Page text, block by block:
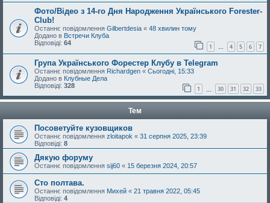
Фото/Відео з 14-го Дня Народження Українського Forester-
Club!
Останнє повідомлення Gilbertdesia « 48 хвилин тому
Додано в Встречи Клуба
Відповіді: 64 1 … 4 5 6 7
Група Українського Форестер Клубу в Telegram
Останнє повідомлення Richardgen « Сьогодні, 15:33
Додано в Клубные Дела
Відповіді: 328 1 30 31 32 33
Тем
Посоветуйте кузовщиков
Останнє повідомлення zloitapok « 31 серпня 2025, 23:39
Відповіді: 8
Дякую форуму
Останнє повідомлення sij60 « 15 березня 2024, 20:57
Сто полтава.
Останнє повідомлення Михей « 21 травня 2022, 05:45
Відповіді: 4